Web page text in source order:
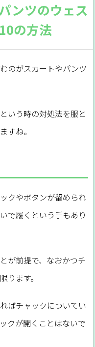
ンツのウェス
の方法
のがスカートやパンツ
いう時の対処法を服と
すね。
クやボタンが留められ
で履くという手もあり
が前提で、なおかつチ
ります。
ばチャックについてい
クが開くことはないで